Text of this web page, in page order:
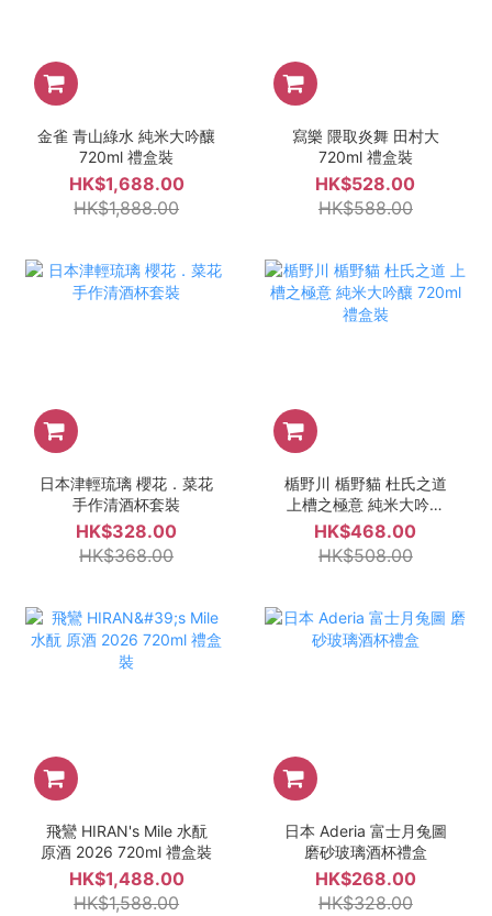
金雀 青山綠水 純米大吟釀
720ml 禮盒裝
HK$1,688.00
HK$1,888.00
寫樂 隈取炎舞 田村大
720ml 禮盒裝
HK$528.00
HK$588.00
日本津輕琉璃 櫻花．菜花
手作清酒杯套裝
HK$328.00
HK$368.00
楯野川 楯野貓 杜氏之道
上槽之極意 純米大吟釀
720ml 禮盒裝
HK$468.00
HK$508.00
飛鸞 HIRAN's Mile 水酛
原酒 2026 720ml 禮盒裝
HK$1,488.00
HK$1,588.00
日本 Aderia 富士月兔圖
磨砂玻璃酒杯禮盒
HK$268.00
HK$328.00